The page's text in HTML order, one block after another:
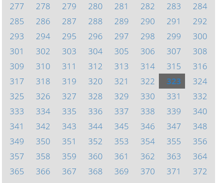
277
278 279 280 281 282 283
284
285
286 287 288 289 290 291
292
293
294 295 296 297 298 299
300
301
302 303 304 305 306 307
308
309
310 311 312 313 314 315
316
317
318 319 320 321 322 323
324
325
326 327 328 329 330 331
332
333
334 335 336 337 338 339
340
341
342 343 344 345 346 347
348
349
350 351 352 353 354 355
356
357
358 359 360 361 362 363
364
365
366 367 368 369 370 371
372